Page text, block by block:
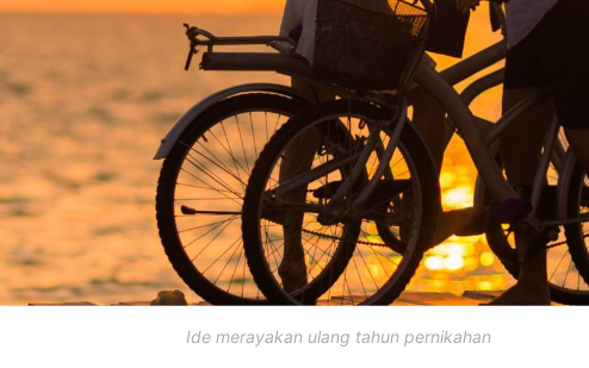
Ide merayakan ulang tahun pernikahan